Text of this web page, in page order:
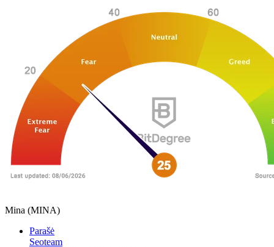
Mina (MINA)
Parašė
Seoteam